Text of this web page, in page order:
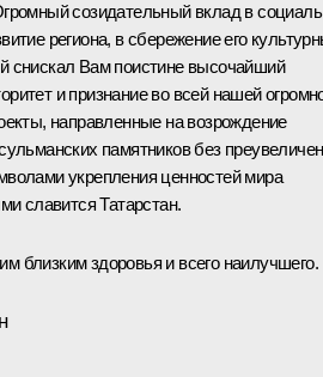
созидательный вклад в
региона, в сбережение его
снискал Вам поистине высочайший
и признание во всей нашей
направленные на возрождение
памятников без
укрепления ценностей мира
славится Татарстан.
здоровья и всего наилучшего.